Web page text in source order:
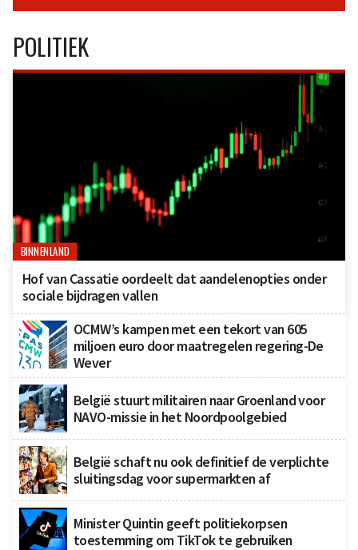
POLITIEK
BINNENLAND
Hof van Cassatie oordeelt dat aandelenopties onder
sociale bijdragen vallen
OCMW’s kampen met een tekort van 605
miljoen euro door maatregelen regering-De
Wever
België stuurt militairen naar Groenland voor
NAVO-missie in het Noordpoolgebied
België schaft nu ook definitief de verplichte
sluitingsdag voor supermarkten af
Minister Quintin geeft politiekorpsen
toestemming om TikTok te gebruiken